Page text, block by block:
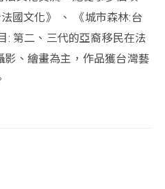
國文化》 、 《城市森林:台
: 第二、三代的亞裔移民在法
影、繪畫為主，作品獲台灣藝